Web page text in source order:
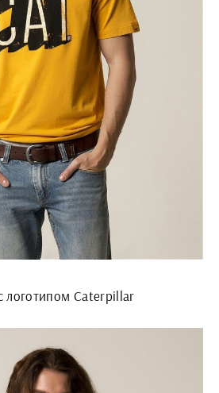
логотипом Caterpillar